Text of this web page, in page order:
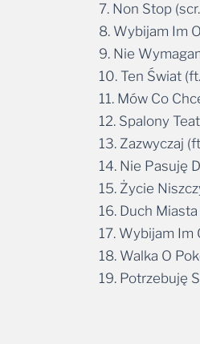
7. Non Stop
8. Wybijam Im
9. Nie
10. Ten Świat
11. Mów Co
12. Spalony
13. Zazwyczaj
14. Nie Pasuję
15. Życie
16. Duch
17. Wybijam Im
18. Walka O
19. Potrzebuję